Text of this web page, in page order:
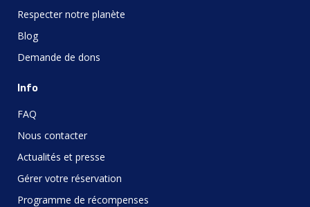
Respecter notre planète
Blog
Demande de dons
Info
FAQ
Nous contacter
Actualités et presse
Gérer votre réservation
Programme de récompenses